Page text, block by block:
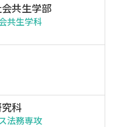
共生学部
共生学科
科
法務専攻